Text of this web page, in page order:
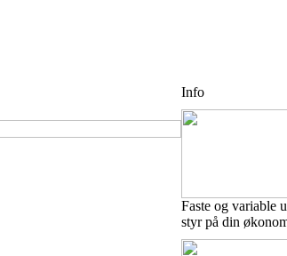
Info
Faste og variable
styr på din